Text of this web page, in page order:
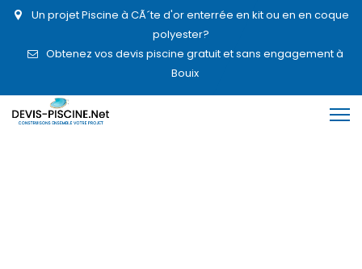
Un projet Piscine à CÃ´te d'or enterrée en kit ou en en coque
polyester?
Obtenez vos devis piscine gratuit et sans engagement à
Bouix